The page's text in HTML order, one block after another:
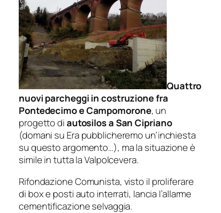
Quattro
nuovi parcheggi in costruzione fra
Pontedecimo e Campomorone, un
progetto diautosilos a San Cipriano
(domani su Era pubblicheremo un’inchiesta
su questo argomento…), ma la situazione è
simile in tutta la Valpolcevera.
Rifondazione Comunista, visto il proliferare
di box e posti auto interrati, lancia l’allarme
cementificazione selvaggia.